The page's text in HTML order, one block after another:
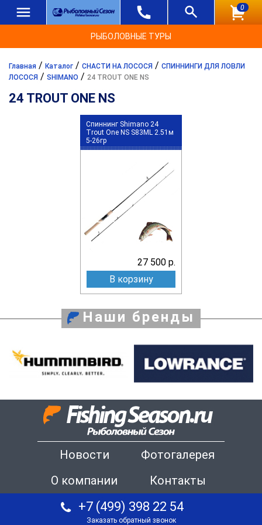
0
РЫБОЛОВНЫЕ ТУРЫ
Главная / Каталог / СНАСТИ НА ЛОСОСЯ / СПИННИНГИ ДЛЯ ЛОВЛИ
ЛОСОСЯ / SHIMANO / 24 TROUT ONE NS
24 TROUT ONE NS
Спиннинг Shimano 24
Trout One NS S83ML 2.51м
5-26гр
27 500 р.
В корзину
Наши бренды
Новости
Фотогалерея
О компании
Контакты
+7 (499) 398 22 54
Заказать обратный звонок